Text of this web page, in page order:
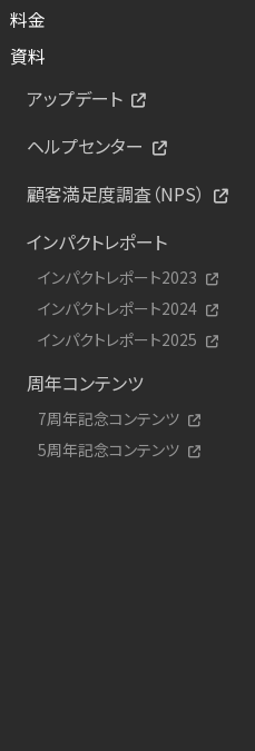
料金
資料
アップデート
ヘルプセンター
顧客満足度調査（NPS）
インパクトレポート
インパクトレポート2023
インパクトレポート2024
インパクトレポート2025
周年コンテンツ
7周年記念コンテンツ
5周年記念コンテンツ